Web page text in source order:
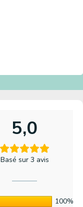
5,0
Basé sur 3 avis
100%